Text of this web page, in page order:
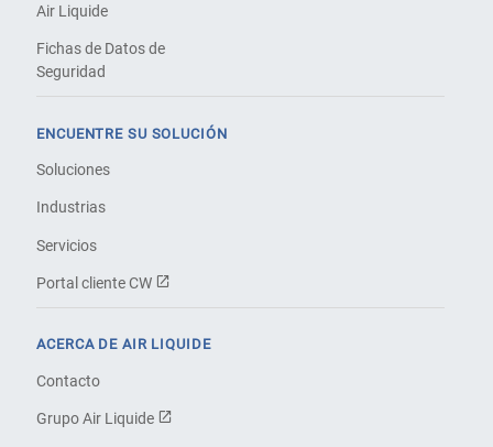
Air Liquide
Fichas de Datos de
Seguridad
ENCUENTRE SU SOLUCIÓN
Soluciones
Industrias
Servicios
Portal cliente CW
ACERCA DE AIR LIQUIDE
Contacto
Grupo Air Liquide